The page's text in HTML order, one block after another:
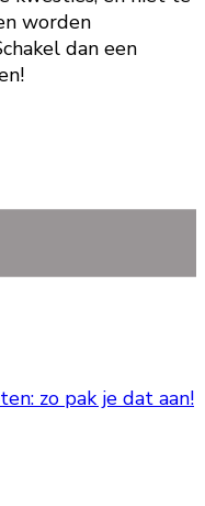
worden
dan een
zo pak je dat aan!